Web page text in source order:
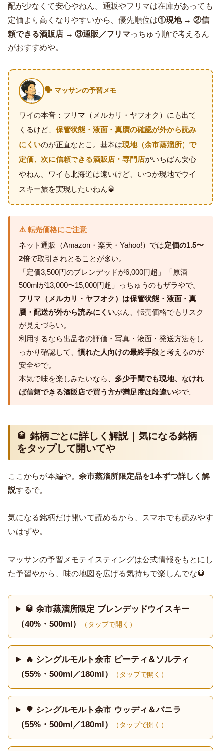
配が少なくて安心やねん。通販やフリマは在庫があっても
定価より高くなりやすいから、優先順位は①現地 → ②信
頼できる酒販店 → ③通販／フリマっちゅう順で考えるん
がおすすめや。
🗣️ マッサンの予習メモ
ワイの本音：フリマ（メルカリ・ヤフオク）にも出て
くるけど、 保管状態・液面・真贋の確認が外から読み
にくいのが正直なとこ。基本は現地（余市蒸溜所）で
定価、次に信頼できる酒販店・専門店がいちばん安心
やねん。ワイも北海道は遠いけど、いつか現地でウイ
スキー旅を実現したいねん🥃
⚠️ 転売価格にご注意
ネット通販（Amazon・楽天・Yahoo!）では定価の1.5〜
2倍で取引されとることが多い。
「定価3,500円のブレンデッドが6,000円超」「原酒
500mlが13,000〜15,000円超」っちゅうのもザラやで。
フリマ（メルカリ・ヤフオク）は保管状態・液面・真
贋・配送が外から読みにくいぶん、転売価格でもリスク
が見えづらい。
利用するなら出品者の評価・写真・液面・発送方法をし
っかり確認して、慣れた人向けの最終手段と考えるのが
安全やで。
本気で味を楽しみたいなら、 多少手間でも現地、なけれ
ば信頼できる酒販店で買う方が満足度は段違いやで。
🥃 銘柄ごとに詳しく解説｜気になる銘柄
をタップして開いてや
ここからが本編や。 余市蒸溜所限定品を1本ずつ詳しく解
説するで。
気になる銘柄だけ開いて読めるから、スマホでも読みやす
いはずや。
マッサンの予習メモテイスティングは公式情報をもとにし
た予習やから、味の地図を広げる気持ちで楽しんでな🥃
🥃 余市蒸溜所限定 ブレンデッドウイスキー
（40%・500ml）
（タップで開く）
🔥 シングルモルト余市 ピーティ＆ソルティ
（55%・500ml／180ml）
（タップで開く）
🌳 シングルモルト余市 ウッディ＆バニラ
（55%・500ml／180ml）
（タップで開く）